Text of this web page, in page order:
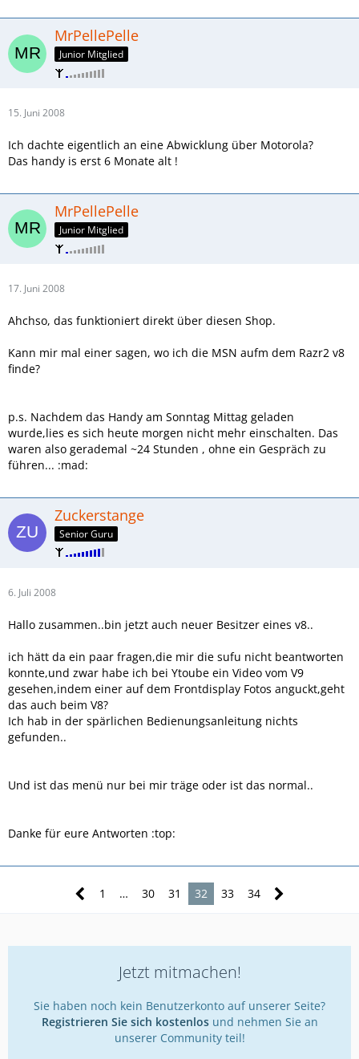
MrPellePelle
Junior Mitglied
15. Juni 2008
Ich dachte eigentlich an eine Abwicklung über Motorola?
Das handy is erst 6 Monate alt !
MrPellePelle
Junior Mitglied
17. Juni 2008
Ahchso, das funktioniert direkt über diesen Shop.
Kann mir mal einer sagen, wo ich die MSN aufm dem Razr2 v8
finde?
p.s. Nachdem das Handy am Sonntag Mittag geladen
wurde,lies es sich heute morgen nicht mehr einschalten. Das
waren also gerademal ~24 Stunden , ohne ein Gespräch zu
führen... :mad:
Zuckerstange
Senior Guru
6. Juli 2008
Hallo zusammen..bin jetzt auch neuer Besitzer eines v8..
ich hätt da ein paar fragen,die mir die sufu nicht beantworten
konnte,und zwar habe ich bei Ytoube ein Video vom V9
gesehen,indem einer auf dem Frontdisplay Fotos anguckt,geht
das auch beim V8?
Ich hab in der spärlichen Bedienungsanleitung nichts
gefunden..
Und ist das menü nur bei mir träge oder ist das normal..
Danke für eure Antworten :top:
1 … 30 31 32 33 34
Jetzt mitmachen!
Sie haben noch kein Benutzerkonto auf unserer Seite?
Registrieren Sie sich kostenlosund nehmen Sie an
unserer Community teil!